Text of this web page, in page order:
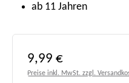
ab 11 Jahren
Regulärer Preis:
9,99 €
Preise inkl. MwSt. zzgl.